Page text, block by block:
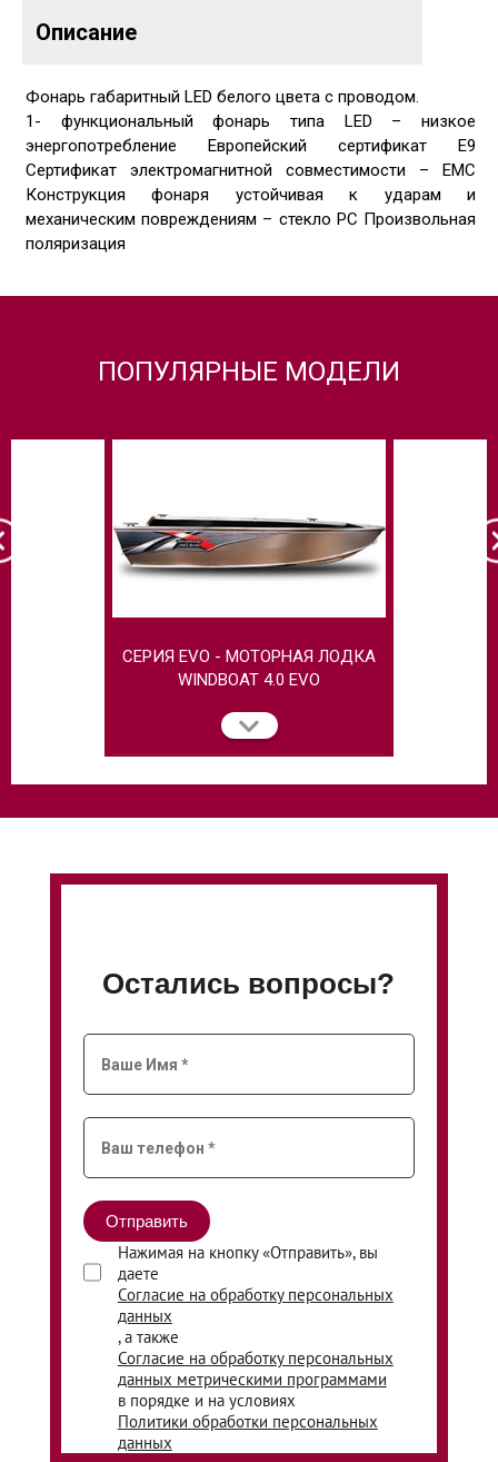
Описание
Фонарь габаритный LED белого цвета с проводом.
1- функциональный фонарь типа LED – низкое
энергопотребление Европейский сертификат E9
Сертификат электромагнитной совместимости – EMC
Конструкция фонаря устойчивая к ударам и
механическим повреждениям – стекло PC Произвольная
поляризация
ПОПУЛЯРНЫЕ МОДЕЛИ
СЕРИЯ EVO - МОТОРНАЯ ЛОДКА
WINDBOAT 4.0 EVO
Остались вопросы?
Нажимая на кнопку «Отправить», вы
даете
Согласие на обработку персональных
данных
, а также
Согласие на обработку персональных
данных метрическими программами
в порядке и на условиях
Политики обработки персональных
данных